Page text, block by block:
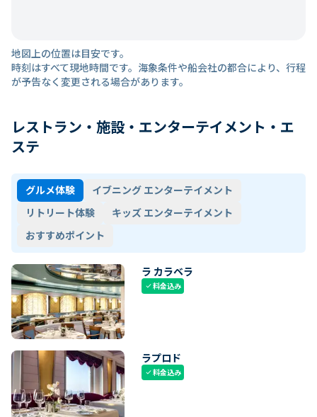
地図上の位置は目安です。
時刻はすべて現地時間です。海象条件や船会社の都合により、行程
が予告なく変更される場合があります。
レストラン・施設・エンターテイメント・エ
ステ
グルメ体験
イブニング エンターテイメント
リトリート体験
キッズ エンターテイメント
おすすめポイント
ラ カラベラ
check料金込み
ラプロド
check料金込み